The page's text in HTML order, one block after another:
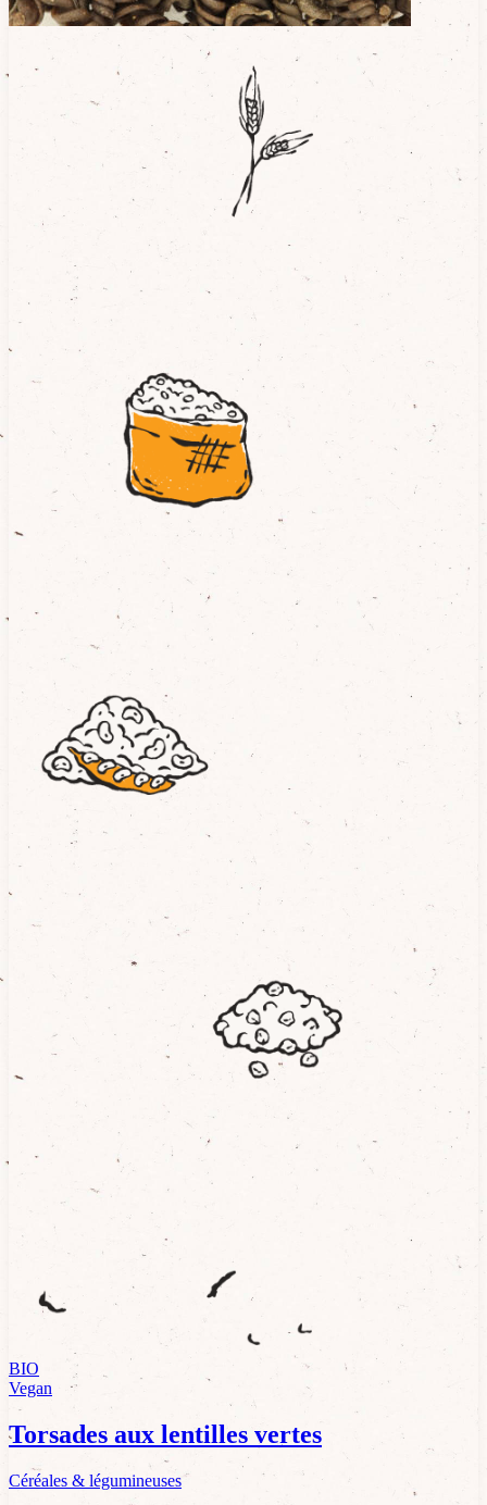
BIO
Vegan
Torsades aux lentilles vertes
Céréales & légumineuses